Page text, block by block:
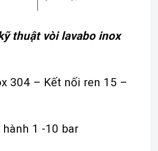
thuật vòi lavabo inox
304 – Kết nối ren 15 –
1 -10 bar